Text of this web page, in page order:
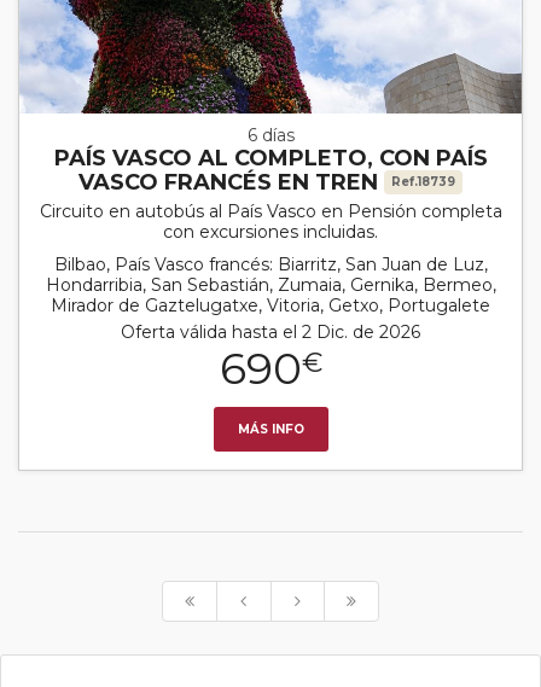
6 días
PAÍS VASCO AL COMPLETO, CON PAÍS
VASCO FRANCÉS EN TREN
Ref.18739
Circuito en autobús al País Vasco en Pensión completa
con excursiones incluidas.
Bilbao, País Vasco francés: Biarritz, San Juan de Luz,
Hondarribia, San Sebastián, Zumaia, Gernika, Bermeo,
Mirador de Gaztelugatxe, Vitoria, Getxo, Portugalete
Oferta válida hasta el 2 Dic. de 2026
690€
MÁS INFO